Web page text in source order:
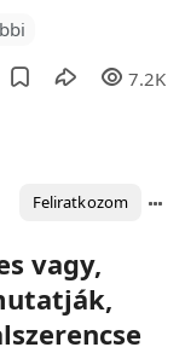
7.2K
Feliratkozom
vagy,